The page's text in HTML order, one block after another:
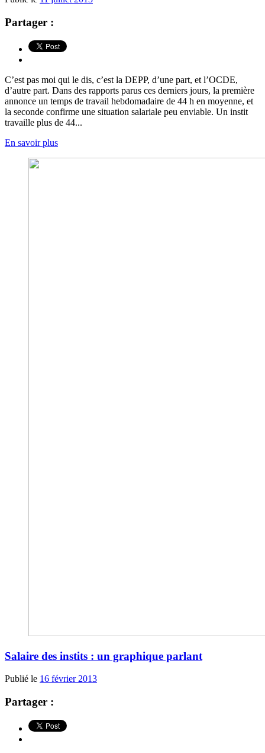
Partager :
C’est pas moi qui le dis, c’est la DEPP, d’une part, et l’OCDE,
d’autre part. Dans des rapports parus ces derniers jours, la première
annonce un temps de travail hebdomadaire de 44 h en moyenne, et
la seconde confirme une situation salariale peu enviable. Un instit
travaille plus de 44...
En savoir plus
Salaire des instits : un graphique parlant
Publié le 16 février 2013
Partager :